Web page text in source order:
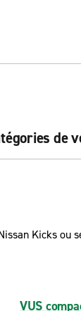
de
VUS